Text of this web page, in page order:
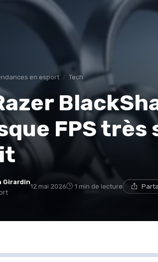
en esport Tech
FPS très
Girardin
12 mai 2026 1 min de lecture